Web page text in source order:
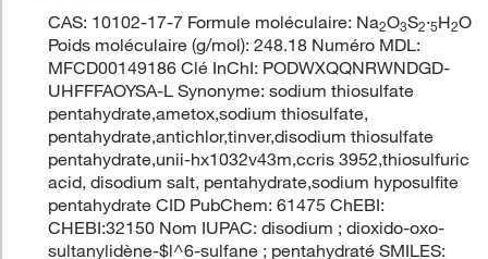
CAS: 10102-17-7 Formule moléculaire: Na2O3S2·5H2O
Poids moléculaire (g/mol): 248.18 Numéro MDL:
MFCD00149186 Clé InChI: PODWXQQNRWNDGD-
UHFFFAOYSA-L Synonyme: sodium thiosulfate
pentahydrate,ametox,sodium thiosulfate,
pentahydrate,antichlor,tinver,disodium thiosulfate
pentahydrate,unii-hx1032v43m,ccris 3952,thiosulfuric
acid, disodium salt, pentahydrate,sodium hyposulfite
pentahydrate CID PubChem: 61475 ChEBI:
CHEBI:32150 Nom IUPAC: disodium ; dioxido-oxo-
sultanylidène-$l^6-sulfane ; pentahydraté SMILES: